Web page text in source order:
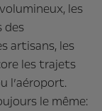
les
des
artisans, les
les trajets
l’aéroport.
le même: